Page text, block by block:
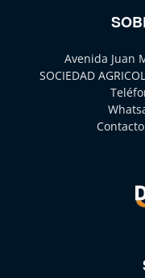
Avenida Juan
SOCIEDAD